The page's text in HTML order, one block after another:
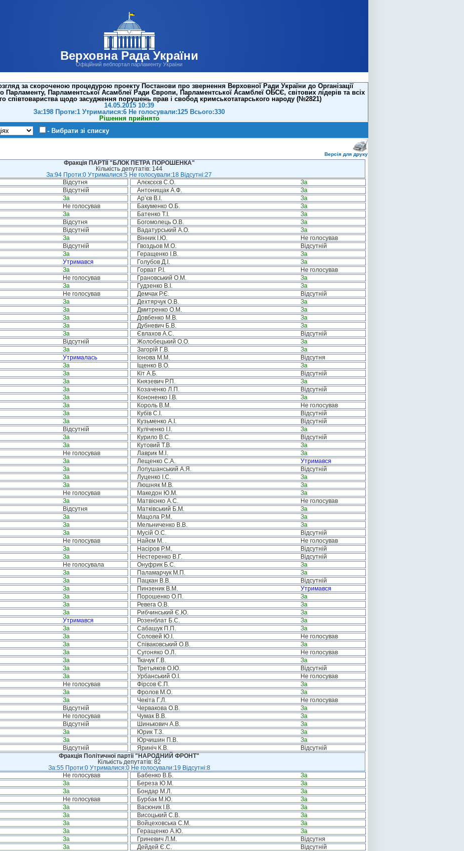
Верховна Рада України
Офіційний вебпортал парламенту України
за скороченою процедурою проекту Постанови про звернення Верховної Ради України до Організації
Парламенту, Парламентської Асамблеї Ради Європи, Парламентської Асамблеї ОБСЄ, світових лідерів та всіх
співтовариства щодо засудження порушень прав і свобод кримськотатарського народу (№2821)
14.05.2015 10:39
За:198 Проти:1 Утрималися:6 Не голосували:125 Всього:330
Рішення прийнято
- Вибрати зі списку
Версія для друку
Фракція ПАРТІЇ "БЛОК ПЕТРА ПОРОШЕНКА"
Кількість депутатів: 144
За:94 Проти:0 Утрималися:5 Не голосували:18 Відсутні:27
Відсутня Алєксєєв С.О.
За
Відсутній Антонищак А.Ф.
За
За Ар’єв В.І.
За
Не голосував Бакуменко О.Б.
За
За Батенко Т.І.
За
Відсутня Богомолець О.В.
За
Відсутній Вадатурський А.О.
За
За Вінник І.Ю.
Не голосував
Відсутній Гвоздьов М.О.
Відсутній
За Геращенко І.В.
За
Утримався Голубов Д.І.
За
За Горват Р.І.
Не голосував
Не голосував Грановський О.М.
За
За Гудзенко В.І.
За
Не голосував Демчак Р.Є.
Відсутній
За Дехтярчук О.В.
За
За Дмитренко О.М.
За
За Довбенко М.В.
За
За Дубневич Б.В.
За
За Євлахов А.С.
Відсутній
Відсутній Жолобецький О.О.
За
За Загорій Г.В.
За
Утрималась Іонова М.М.
Відсутня
За Іщенко В.О.
За
За Кіт А.Б.
Відсутній
За Князевич Р.П.
За
За Козаченко Л.П.
Відсутній
За Кононенко І.В.
За
За Король В.М.
Не голосував
За Кубів С.І.
Відсутній
За Кузьменко А.І.
Відсутній
Відсутній Куліченко І.І.
За
За Курило В.С.
Відсутній
За Кутовий Т.В.
За
Не голосував Лаврик М.І.
За
За Лещенко С.А.
Утримався
За Лопушанський А.Я.
Відсутній
За Луценко І.С.
За
За Люшняк М.В.
За
Не голосував Македон Ю.М.
За
За Матвієнко А.С.
Не голосував
Відсутня Матківський Б.М.
За
За Мацола Р.М.
За
За Мельниченко В.В.
За
За Мусій О.С.
Відсутній
Не голосував Найєм М. .
Не голосував
За Насіров Р.М.
Відсутній
За Нестеренко В.Г.
Відсутній
Не голосувала Онуфрик Б.С.
За
За Паламарчук М.П.
За
За Пацкан В.В.
Відсутній
За Пинзеник В.М.
Утримався
За Порошенко О.П.
За
За Ревега О.В.
За
За Рибчинський Є.Ю.
За
Утримався Розенблат Б.С.
За
За Сабашук П.П.
За
За Соловей Ю.І.
Не голосував
За Співаковський О.В.
За
За Сугоняко О.Л.
Не голосував
За Ткачук Г.В.
За
За Третьяков О.Ю.
Відсутній
За Урбанський О.І.
Не голосував
Не голосував Фірсов Є.П.
За
За Фролов М.О.
За
За Чекіта Г.Л.
Не голосував
Відсутній Червакова О.В.
За
Не голосував Чумак В.В.
За
Відсутній Шинькович А.В.
За
За Юрик Т.З.
За
За Юрчишин П.В.
За
Відсутній Яриніч К.В.
Відсутній
Фракція Політичної партії "НАРОДНИЙ ФРОНТ"
Кількість депутатів: 82
За:55 Проти:0 Утрималися:0 Не голосували:19 Відсутні:8
Не голосував Бабенко В.Б.
За
За Береза Ю.М.
За
За Бондар М.Л.
За
Не голосував Бурбак М.Ю.
За
За Васюник І.В.
За
За Висоцький С.В.
За
За Войцеховська С.М.
За
За Геращенко А.Ю.
За
За Гриневич Л.М.
Відсутня
За Дейдей Є.С.
Відсутній